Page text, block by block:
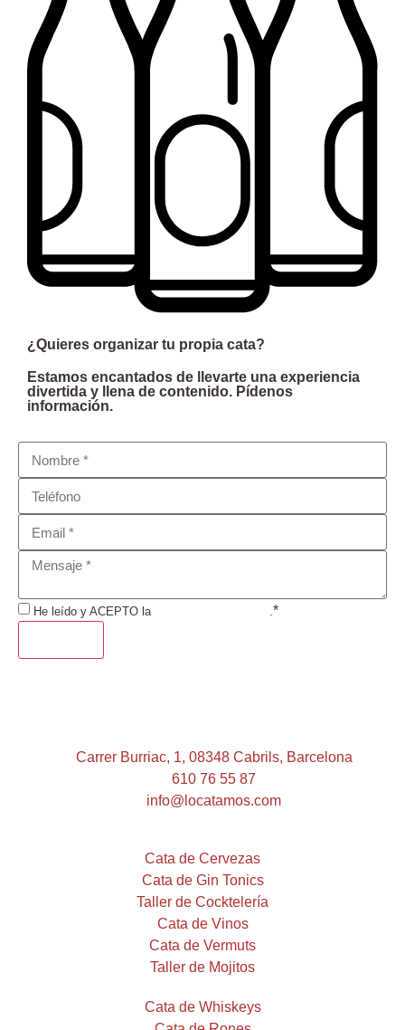
¿Quieres organizar tu propia cata?
Estamos encantados de llevarte una experiencia
divertida y llena de contenido. Pídenos
información.
He leído y ACEPTO la
*
Carrer Burriac, 1, 08348 Cabrils, Barcelona
610 76 55 87
info@locatamos.com
Cata de Cervezas
Cata de Gin Tonics
Taller de Cocktelería
Cata de Vinos
Cata de Vermuts
Taller de Mojitos
Cata de Whiskeys